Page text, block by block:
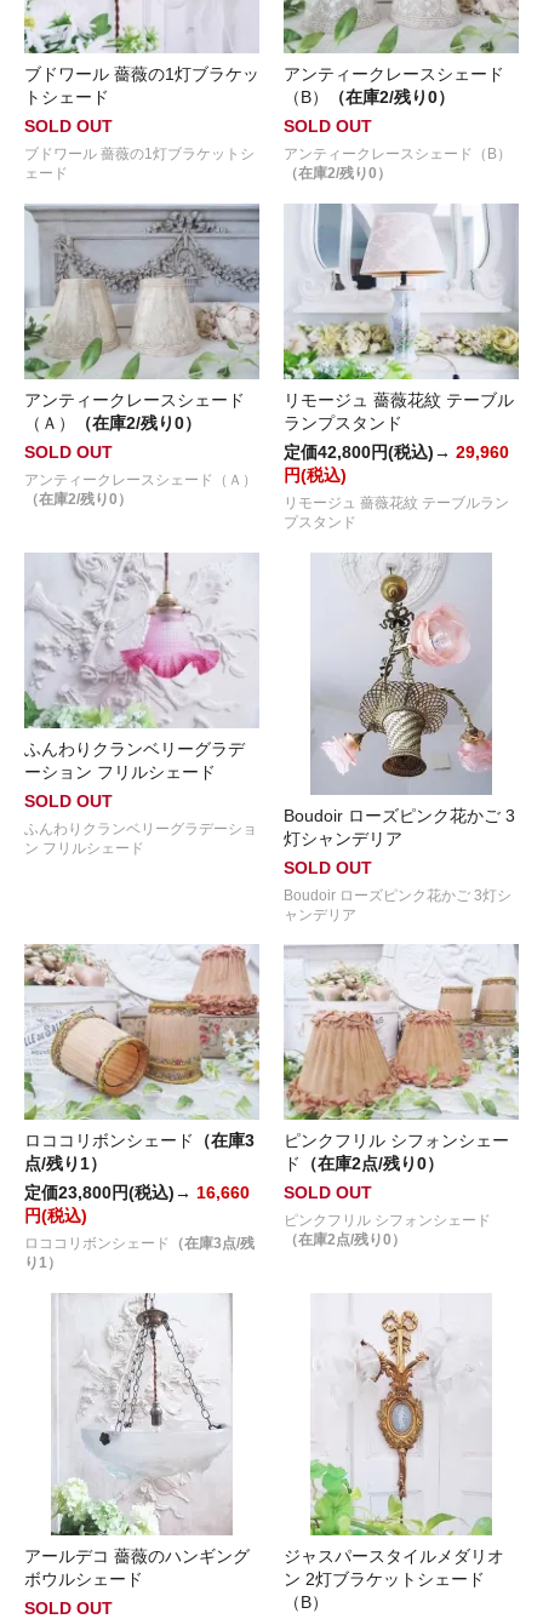
ブドワール 薔薇の1灯ブラケッ
トシェード
SOLD OUT
ブドワール 薔薇の1灯ブラケットシ
ェード
アンティークレースシェード
（B）
（在庫2/残り0）
SOLD OUT
アンティークレースシェード（B）
（在庫2/残り0）
アンティークレースシェード
（Ａ）
（在庫2/残り0）
SOLD OUT
アンティークレースシェード（Ａ）
（在庫2/残り0）
リモージュ 薔薇花紋 テーブル
ランプスタンド
定価42,800円(税込)→ 29,960
円(税込)
リモージュ 薔薇花紋 テーブルラン
プスタンド
ふんわりクランベリーグラデ
ーション フリルシェード
SOLD OUT
ふんわりクランベリーグラデーショ
ン フリルシェード
Boudoir ローズピンク花かご 3
灯シャンデリア
SOLD OUT
Boudoir ローズピンク花かご 3灯シ
ャンデリア
ロココリボンシェード
（在庫3
点/残り1）
定価23,800円(税込)→ 16,660
円(税込)
ロココリボンシェード
（在庫3点/残
り1）
ピンクフリル シフォンシェー
ド
（在庫2点/残り0）
SOLD OUT
ピンクフリル シフォンシェード
（在庫2点/残り0）
アールデコ 薔薇のハンギング
ボウルシェード
SOLD OUT
ジャスパースタイルメダリオ
ン 2灯ブラケットシェード
（B）